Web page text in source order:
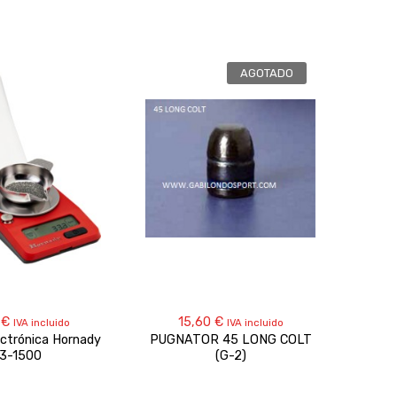
€ IVA incluido
Hornady
1500
AGOTADO
15,60 € IVA incluido
PUGNATOR 45 LONG COLT
(G-2)